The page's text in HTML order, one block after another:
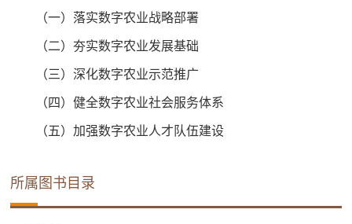
（一）落实数字农业战略部署
（二）夯实数字农业发展基础
（三）深化数字农业示范推广
（四）健全数字农业社会服务体系
（五）加强数字农业人才队伍建设
所属图书目录